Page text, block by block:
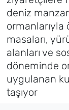
deniz
ormanlarıyla
masaları,
alanları ve
döneminde
uygulanan
taşıyor
İletişim